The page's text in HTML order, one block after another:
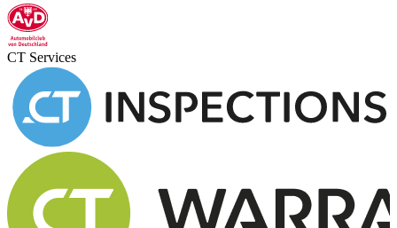
CT Services